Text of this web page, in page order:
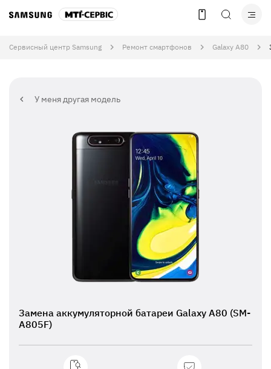
Сервисный центр Samsung Ремонт смартфонов Galaxy A80
У меня другая модель
Замена аккумуляторной батареи Galaxy A80 (SM-
A805F)